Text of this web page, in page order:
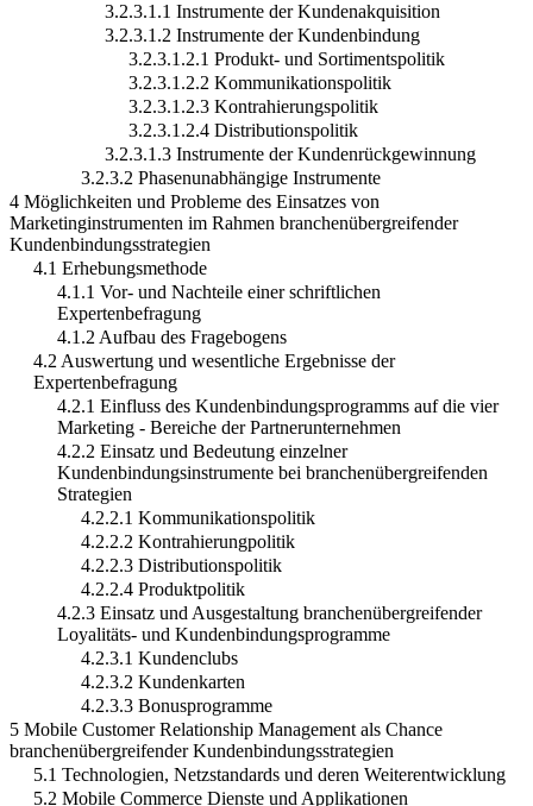
3.2.3.1.1 Instrumente der Kundenakquisition
3.2.3.1.2 Instrumente der Kundenbindung
3.2.3.1.2.1 Produkt- und Sortimentspolitik
3.2.3.1.2.2 Kommunikationspolitik
3.2.3.1.2.3 Kontrahierungspolitik
3.2.3.1.2.4 Distributionspolitik
3.2.3.1.3 Instrumente der Kundenrückgewinnung
3.2.3.2 Phasenunabhängige Instrumente
4 Möglichkeiten und Probleme des Einsatzes von
Marketinginstrumenten im Rahmen branchenübergreifender
Kundenbindungsstrategien
4.1 Erhebungsmethode
4.1.1 Vor- und Nachteile einer schriftlichen
Expertenbefragung
4.1.2 Aufbau des Fragebogens
4.2 Auswertung und wesentliche Ergebnisse der
Expertenbefragung
4.2.1 Einfluss des Kundenbindungsprogramms auf die vier
Marketing - Bereiche der Partnerunternehmen
4.2.2 Einsatz und Bedeutung einzelner
Kundenbindungsinstrumente bei branchenübergreifenden
Strategien
4.2.2.1 Kommunikationspolitik
4.2.2.2 Kontrahierungpolitik
4.2.2.3 Distributionspolitik
4.2.2.4 Produktpolitik
4.2.3 Einsatz und Ausgestaltung branchenübergreifender
Loyalitäts- und Kundenbindungsprogramme
4.2.3.1 Kundenclubs
4.2.3.2 Kundenkarten
4.2.3.3 Bonusprogramme
5 Mobile Customer Relationship Management als Chance
branchenübergreifender Kundenbindungsstrategien
5.1 Technologien, Netzstandards und deren Weiterentwicklung
5.2 Mobile Commerce Dienste und Applikationen